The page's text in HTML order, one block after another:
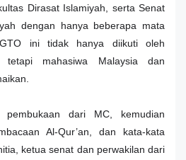
Dirasat Islamiyah, serta Senat
dengan hanya beberapa mata
ini tidak hanya diikuti oleh
tetapi mahasiwa Malaysia dan
dari MC, kemudian
Al-Qur’an, dan kata-kata
ketua senat dan perwakilan dari